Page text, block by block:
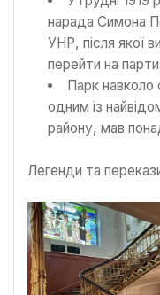
нарада Симона
УНР, після якої
перейти на
Парк навколо
одним із
району, мав
Легенди та